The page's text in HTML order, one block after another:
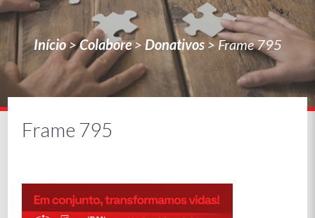
Início>Colabore> Donativos > Frame 795
Frame 795